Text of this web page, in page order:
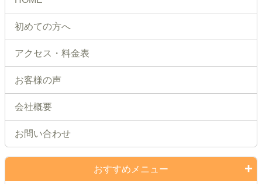
初めての方へ
アクセス・料金表
お客様の声
会社概要
お問い合わせ
おすすめメニュー